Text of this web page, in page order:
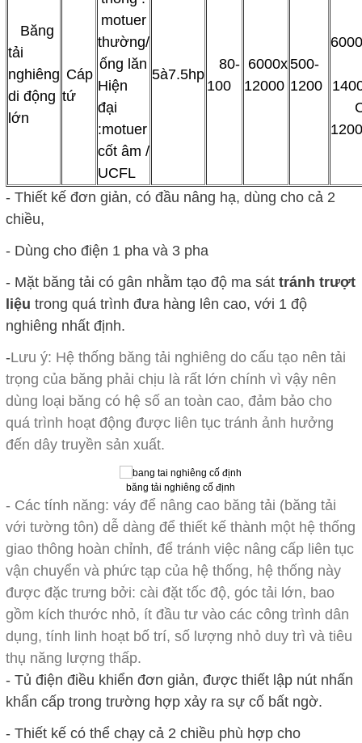
Băng
tải
nghiêng
di động
lớn
Cáp
tứ
motuer
thường/
ống lăn
Hiện
đại
:motuer
cốt âm /
UCFL
5à7.5hp
80-
100
6000x
12000
500-
1200
- Thiết kế đơn giản, có đầu nâng hạ, dùng cho cả 2
chiều,
- Dùng cho điện 1 pha và 3 pha
- Mặt băng tải có gân nhằm tạo độ ma sát tránh trượt
liệu trong quá trình đưa hàng lên cao, với 1 độ
nghiêng nhất định.
-Lưu ý: Hệ thống băng tải nghiêng do cấu tạo nên tải
trọng của băng phải chịu là rất lớn chính vì vậy nên
dùng loại băng có hệ số an toàn cao, đảm bảo cho
quá trình hoạt động được liên tục tránh ảnh hưởng
đến dây truyền sản xuất.
băng tải nghiêng cố định
- Các tính năng: váy để nâng cao băng tải (băng tải
với tường tôn) dễ dàng để thiết kế thành một hệ thống
giao thông hoàn chỉnh, để tránh việc nâng cấp liên tục
vận chuyển và phức tạp của hệ thống, hệ thống này
được đặc trưng bởi: cài đặt tốc độ, góc tải lớn, bao
gồm kích thước nhỏ, ít đầu tư vào các công trình dân
dụng, tính linh hoạt bố trí, số lượng nhỏ duy trì và tiêu
thụ năng lượng thấp.
- Tủ điện điều khiển đơn giản, được thiết lập nút nhấn
khẩn cấp trong trường hợp xảy ra sự cố bất ngờ.
- Thiết kế có thể chạy cả 2 chiều phù hợp cho